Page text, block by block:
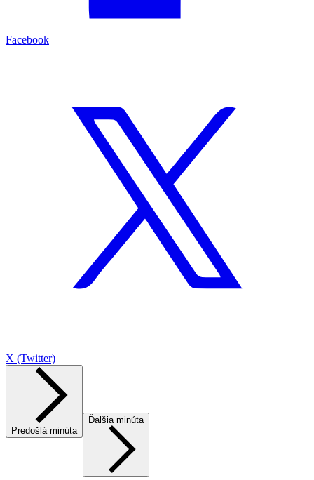
Facebook
X (Twitter)
Predošlá minúta
Ďalšia minúta